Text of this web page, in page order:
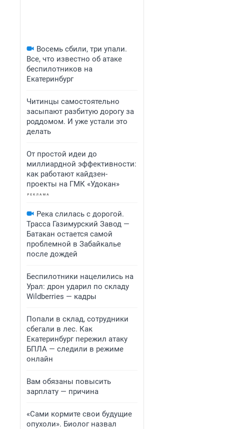
Восемь сбили, три упали.
Все, что известно об атаке
беспилотников на
Екатеринбург
Читинцы самостоятельно
засыпают разбитую дорогу за
роддомом. И уже устали это
делать
От простой идеи до
миллиардной эффективности:
как работают кайдзен-
проекты на ГМК «Удокан»
Река слилась с дорогой.
Трасса Газимурский Завод —
Батакан остается самой
проблемной в Забайкалье
после дождей
Беспилотники нацелились на
Урал: дрон ударил по складу
Wildberries — кадры
Попали в склад, сотрудники
сбегали в лес. Как
Екатеринбург пережил атаку
БПЛА — следили в режиме
онлайн
Вам обязаны повысить
зарплату — причина
«Сами кормите свои будущие
опухоли». Биолог назвал